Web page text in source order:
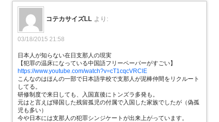
コテカサイズLL より:
03/18/2015 21:58
日本人が知らない在日支那人の現実
【犯罪の温床になっている中国語フリーペーパーがすごい】
https://www.youtube.com/watch?v=cT1cqcVRClE
こんなのはほんの一部で日本語学校で支那人が泥棒仲間をリクルート
してる。
研修制度で来日しても、入国直後にトンズラ多発も。
元はと言えば帰国した残留孤児の付属で入国した家族でしたが（偽孤
児も多い）
今や日本には支那人の犯罪シンジケートが出来上がっています。